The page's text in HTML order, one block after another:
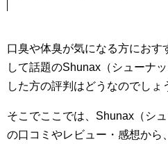
口臭や体臭が気になる方におす
して話題のShunax（シューナ
した方の評判はどうなのでしょ
そこでここでは、Shunax（シ
の口コミやレビュー・感想から